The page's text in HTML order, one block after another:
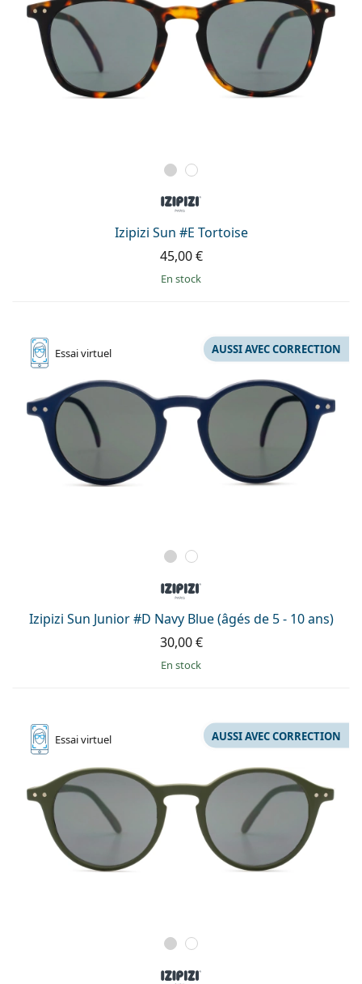
Izipizi Sun #E Tortoise
45,00 €
en stock
Essaivirtuel
Izipizi Sun Junior #D Navy Blue (âgés de 5 - 10 ans)
AUSSI AVEC CORRECTION
30,00 €
en stock
Essaivirtuel AUSSI AVEC CORRECTION